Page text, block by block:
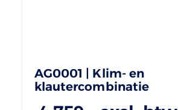
AG0001 | Klim- en
klautercombinatie